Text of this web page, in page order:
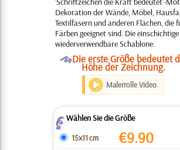
Dekoration der Wände, Möbel,
Textilfasern und anderen Flächen, die
Färben geeignet sind. Die einschichtige
wiederverwendbare Schablone.
ODie erste Größe bedeutet
Höhe der Zeichnung.
Malerrolle Video
ZWählen Sie die Größe
15x11 cm
€9.90